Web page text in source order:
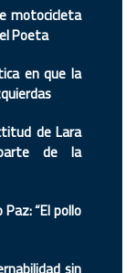
motocicleta
Poeta
en que la
de Lara
de la
“El pollo